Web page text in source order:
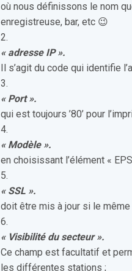
où nous définissons le nom
enregistreuse, bar, etc 😉
2.
« adresse IP ».
Il s’agit du code qui identifie
3.
« Port ».
qui est toujours ’80’ pour
4.
« Modèle ».
en choisissant l’élément «
5.
« SSL ».
doit être mis à jour si le
6.
« Visibilité du secteur ».
Ce champ est facultatif et
les différentes stations ;